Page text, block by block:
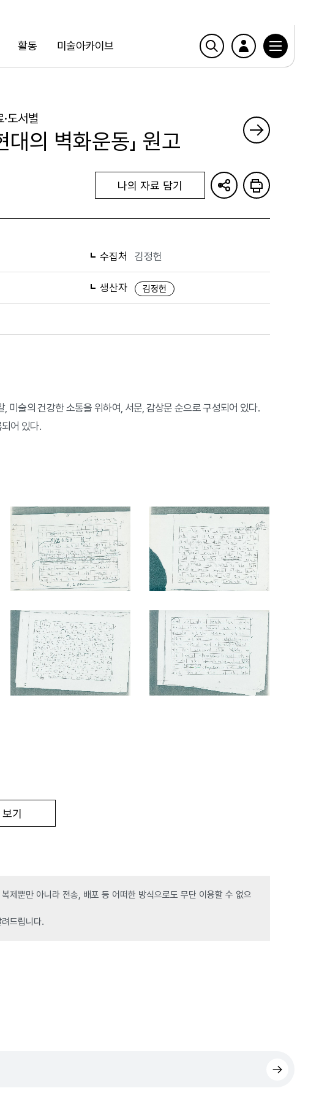
활동 미술아카이브
도서별
대의 벽화운동」 원고
나의 자료 담기
수집처 김정헌
생산자 김정헌
미술의 건강한 소통을 위하여, 서문, 감상문 순으로 구성되어 있다.
어 있다.
기
제뿐만 아니라 전송, 배포 등 어떠한 방식으로도 무단 이용할 수 없으
드립니다.